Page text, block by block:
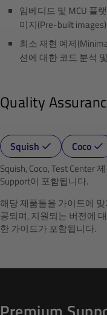
임베디드 및 MCU 플
미지(Pre-built
최소 재현 예제
션에 대한 코드 분석
Quality
Squish Coco
Squish, Coco, Test Center
Support이 포함됩니다.
해당 제품들을 가이드에
공되며, 지원되는 버전에
한 가이드가 포함됩니다.